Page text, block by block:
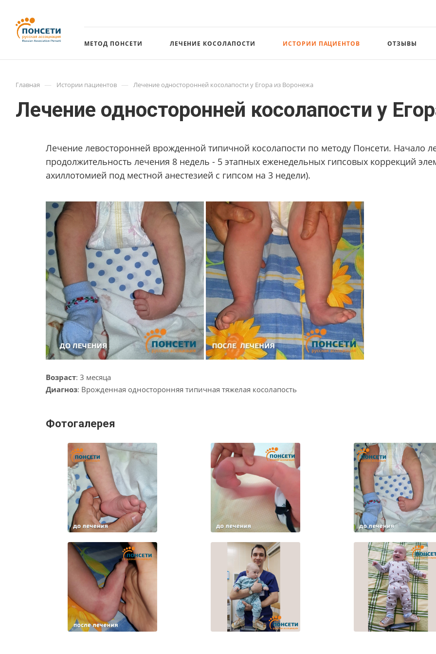
МЕТОД ПОНСЕТИ ЛЕЧЕНИЕ КОСОЛАПОСТИ ИСТОРИИ ПАЦИЕНТОВ ОТЗЫВЫ
Главная — Истории пациентов — Лечение односторонней косолапости у Егора из Воронежа
Лечение односторонней косолапости у
Лечение левосторонней врожденной типичной косолапости по методу Понсети. Начало
продолжительность лечения 8 недель - 5 этапных еженедельных гипсовых коррекций
ахиллотомией под местной анестезией с гипсом на 3 недели).
Возраст: 3 месяца
Диагноз: Врожденная односторонняя типичная тяжелая косолапость
Фотогалерея